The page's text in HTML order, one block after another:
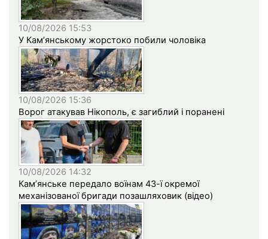
10/08/2026 15:53
У Кам’янському жорстоко побили чоловіка
10/08/2026 15:36
Ворог атакував Нікополь, є загиблий і поранені
10/08/2026 14:32
Кам’янське передало воїнам 43-ї окремої
механізованої бригади позашляховик (відео)